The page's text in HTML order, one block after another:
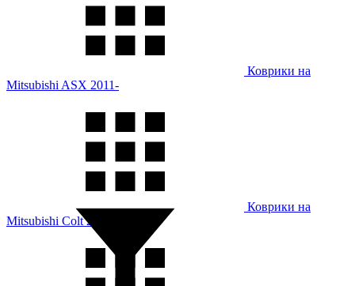
Коврики на
Mitsubishi ASX 2011-
Коврики на
Mitsubishi Colt 2004-2009